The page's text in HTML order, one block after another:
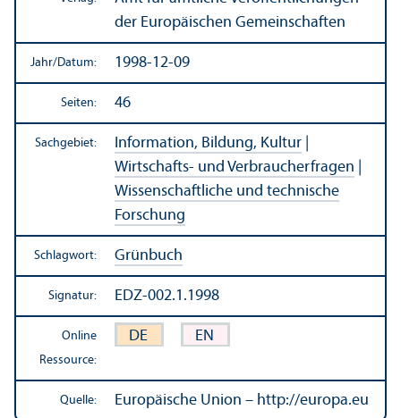
der Europäischen Gemeinschaften
Jahr/Datum: 1998-12-09
Seiten: 46
Sachgebiet: Information, Bildung, Kultur
Wirtschafts- und Verbraucherfragen
Wissenschaft­liche und technische
Forschung
Schlagwort: Grünbuch
Signatur: EDZ-002.1.1998
Online
Ressource:
DE EN
Quelle: Europäische Union – http://europa.eu